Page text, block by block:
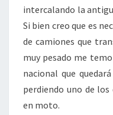
intercalando la
Si bien creo que es
de camiones que
muy pesado me
nacional que
perdiendo uno de
en moto.